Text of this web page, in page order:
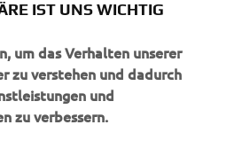
IST UNS WICHTIG
um das Verhalten unserer
zu verstehen und dadurch
und
zu verbessern.